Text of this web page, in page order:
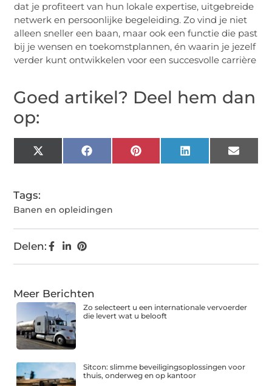
dat je profiteert van hun lokale expertise, uitgebreide
netwerk en persoonlijke begeleiding. Zo vind je niet
alleen sneller een baan, maar ook een functie die past
bij je wensen en toekomstplannen, én waarin je jezelf
verder kunt ontwikkelen voor een succesvolle carrière
Goed artikel? Deel hem dan
op:
X
(Twitter)
FacebookPinterestLinkedIn Email
Tags:
Banen en opleidingen
Delen:
Meer Berichten
Zo selecteert u een internationale vervoerder
die levert wat u belooft
Sitcon: slimme beveiligingsoplossingen voor
thuis, onderweg en op kantoor